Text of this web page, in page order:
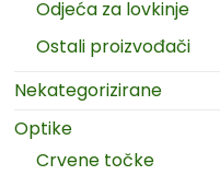
Odjeća za lovkinje
Ostali proizvođači
Nekategorizirane
Optike
Crvene točke